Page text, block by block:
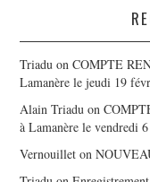
Triadu onCOMPTE
Lamanère le jeudi 19
Alain Triadu on
à Lamanère le vendredi
Vernouillet on